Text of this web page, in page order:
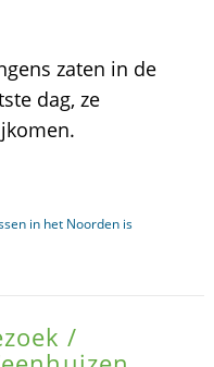
zaten in de
dag, ze
in het Noorden is
/